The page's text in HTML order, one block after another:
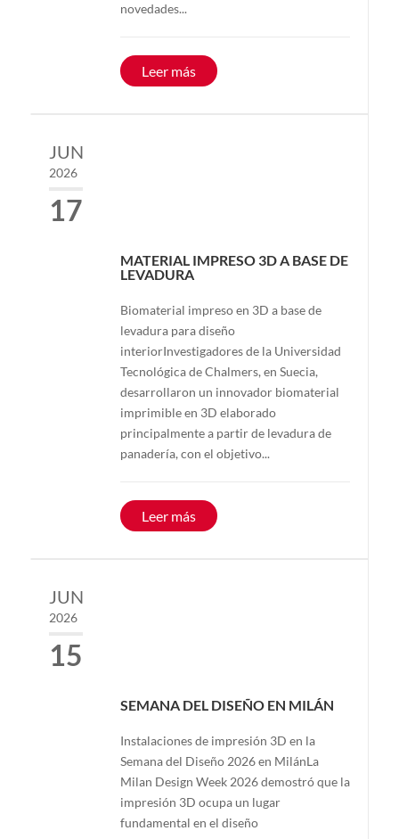
novedades...
Leer más
JUN
2026
17
MATERIAL IMPRESO 3D A BASE DE
LEVADURA
Biomaterial impreso en 3D a base de
levadura para diseño
interiorInvestigadores de la Universidad
Tecnológica de Chalmers, en Suecia,
desarrollaron un innovador biomaterial
imprimible en 3D elaborado
principalmente a partir de levadura de
panadería, con el objetivo...
Leer más
JUN
2026
15
SEMANA DEL DISEÑO EN MILÁN
Instalaciones de impresión 3D en la
Semana del Diseño 2026 en MilánLa
Milan Design Week 2026 demostró que la
impresión 3D ocupa un lugar
fundamental en el diseño